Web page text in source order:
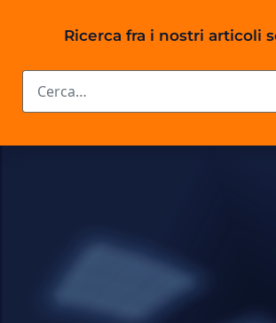
Ricerca fra i nostri articoli